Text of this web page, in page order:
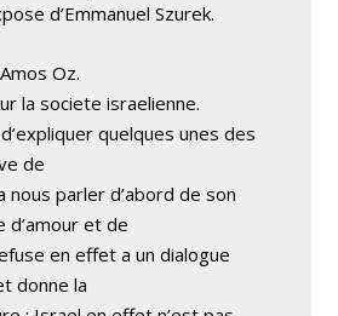
d’Emmanuel Szurek.
Oz.
la societe israelienne.
quelques unes des
de
nous parler d’abord de son
d’amour et de
en effet a un dialogue
donne la